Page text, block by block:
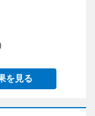
を見る